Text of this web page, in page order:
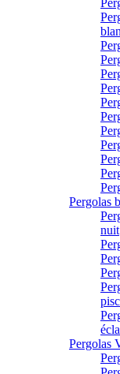
Pergolas
nuit
Pergolas